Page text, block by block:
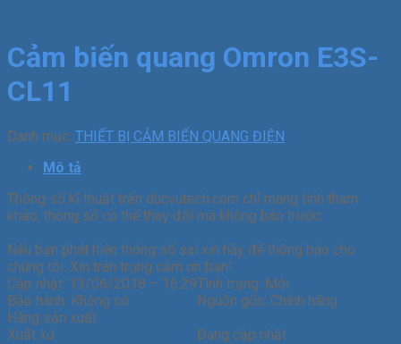
Cảm biến quang Omron E3S-
CL11
Danh mục: THIẾT BỊ CẢM BIẾN QUANG ĐIỆN
Mô tả
Thông số kĩ thuật trên ducvutech.com chỉ mang tính tham
khảo, thông số có thể thay đổi mà không báo trước.
Nếu bạn phát hiện thông số sai xin hãy để thông báo cho
chúng tôi. Xin trân trọng cảm ơn bạn!
Cập nhật: 13/06/2018 – 16:29Tình trạng: Mới
Bảo hành: Không có Nguồn gốc: Chính hãng
Hãng sản xuất
Xuất xứ
Đang cập nhật